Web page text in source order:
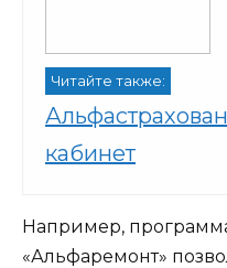
Читайте также:
кабинет
Например,
«Альфаремонт»